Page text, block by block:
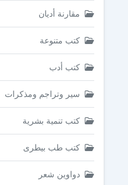
مقارنة أديان
كتب متنوعة
كتب أدب
سير وتراجم ومذكرات
كتب تنمية بشرية
كتب طب بيطرى
دواوين شعر